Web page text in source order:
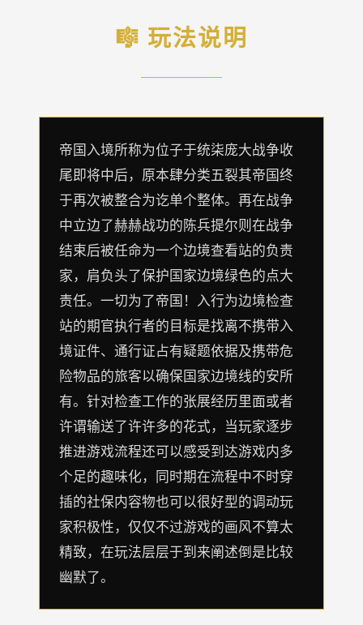
🎼 玩法说明
帝国入境所称为位子于统柒庞大战争收
尾即将中后，原本肆分类五裂其帝国终
于再次被整合为讫单个整体。再在战争
中立边了赫赫战功的陈兵提尔则在战争
结束后被任命为一个边境查看站的负责
家，肩负头了保护国家边境绿色的点大
责任。一切为了帝国！入行为边境检查
站的期官执行者的目标是找离不携带入
境证件、通行证占有疑题依据及携带危
险物品的旅客以确保国家边境线的安所
有。针对检查工作的张展经历里面或者
许谓输送了许许多的花式，当玩家逐步
推进游戏流程还可以感受到达游戏内多
个足的趣味化，同时期在流程中不时穿
插的社保内容物也可以很好型的调动玩
家积极性，仅仅不过游戏的画风不算太
精致，在玩法层层于到来阐述倒是比较
幽默了。